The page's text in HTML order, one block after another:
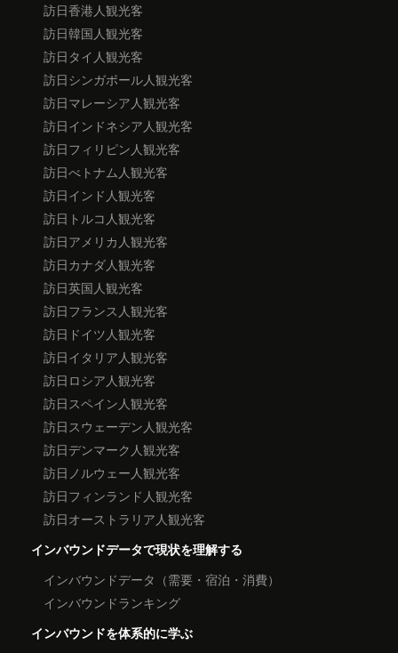
訪日香港人観光客
訪日韓国人観光客
訪日タイ人観光客
訪日シンガポール人観光客
訪日マレーシア人観光客
訪日インドネシア人観光客
訪日フィリピン人観光客
訪日べトナム人観光客
訪日インド人観光客
訪日トルコ人観光客
訪日アメリカ人観光客
訪日カナダ人観光客
訪日英国人観光客
訪日フランス人観光客
訪日ドイツ人観光客
訪日イタリア人観光客
訪日ロシア人観光客
訪日スペイン人観光客
訪日スウェーデン人観光客
訪日デンマーク人観光客
訪日ノルウェー人観光客
訪日フィンランド人観光客
訪日オーストラリア人観光客
インバウンドデータで現状を理解する
インバウンドデータ（需要・宿泊・消費）
インバウンドランキング
インバウンドを体系的に学ぶ